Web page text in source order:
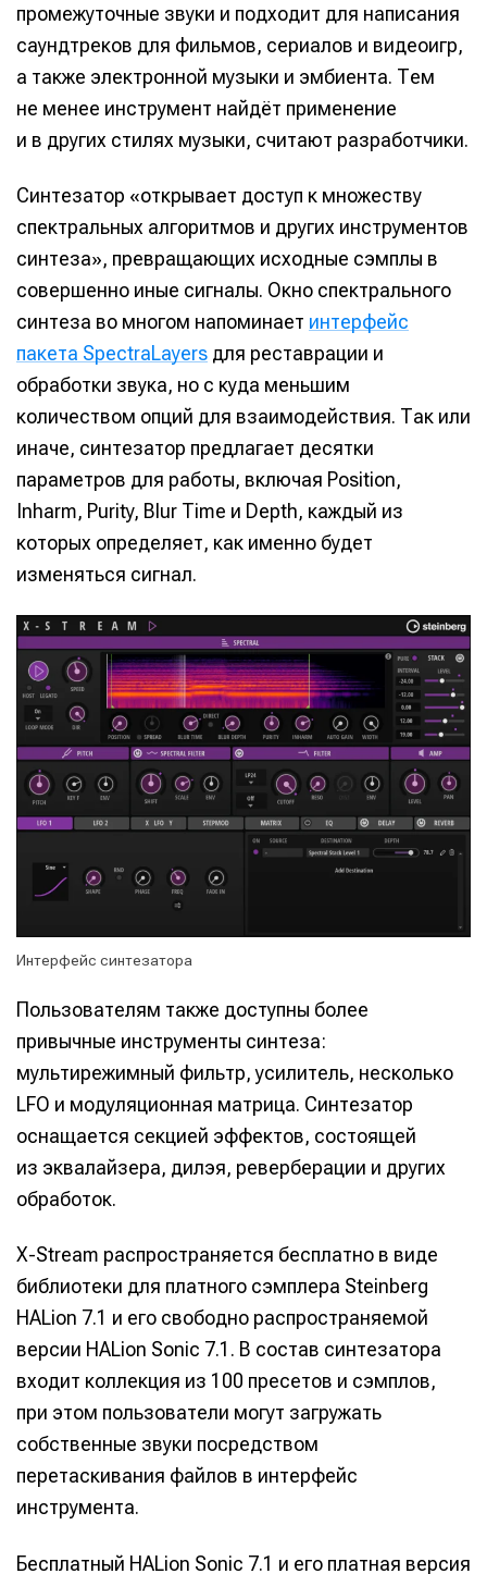
промежуточные звуки и подходит для написания
саундтреков для фильмов, сериалов и видеоигр,
а также электронной музыки и эмбиента. Тем
не менее инструмент найдёт применение
и в других стилях музыки, считают разработчики.
Синтезатор «открывает доступ к множеству
спектральных алгоритмов и других инструментов
синтеза», превращающих исходные сэмплы в
совершенно иные сигналы. Окно спектрального
синтеза во многом напоминает интерфейс
пакета SpectraLayers для реставрации и
обработки звука, но с куда меньшим
количеством опций для взаимодействия. Так или
иначе, синтезатор предлагает десятки
параметров для работы, включая Position,
Inharm, Purity, Blur Time и Depth, каждый из
которых определяет, как именно будет
изменяться сигнал.
Интерфейс синтезатора
Пользователям также доступны более
привычные инструменты синтеза:
мультирежимный фильтр, усилитель, несколько
LFO и модуляционная матрица. Синтезатор
оснащается секцией эффектов, состоящей
из эквалайзера, дилэя, реверберации и других
обработок.
X-Stream распространяется бесплатно в виде
библиотеки для платного сэмплера Steinberg
HALion 7.1 и его свободно распространяемой
версии HALion Sonic 7.1. В состав синтезатора
входит коллекция из 100 пресетов и сэмплов,
при этом пользователи могут загружать
собственные звуки посредством
перетаскивания файлов в интерфейс
инструмента.
Бесплатный HALion Sonic 7.1 и его платная версия